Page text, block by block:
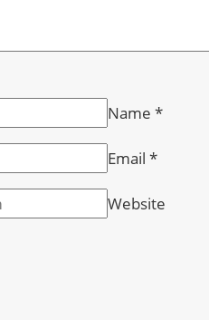
Name *
Email *
Website